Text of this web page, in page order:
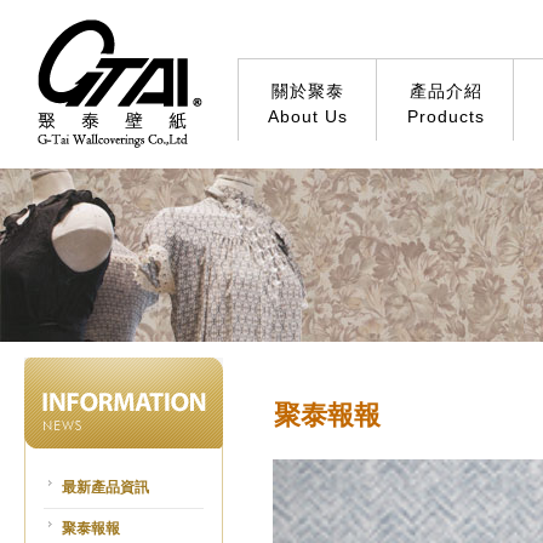
關於聚泰
About Us
產品介紹
Products
最新產品資訊
聚泰報報
聚泰報報